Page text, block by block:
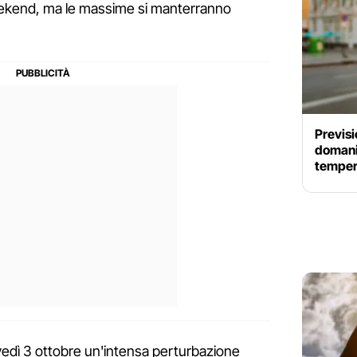
ma le massime si manterranno
3 ottobre un'intensa perturbazione